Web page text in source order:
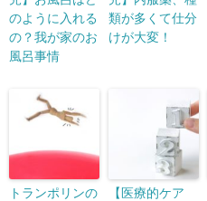
のように入れる
の？我が家のお
風呂事情
類が多くて仕分
けが大変！
トランポリンの
【医療的ケア